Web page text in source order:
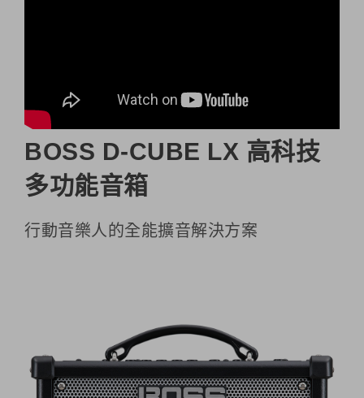
BOSS D-CUBE LX 高科技
多功能音箱
行動音樂人的全能擴音解決方案